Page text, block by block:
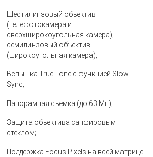
Шестилинзовый объектив
(телефотокамера и
сверхширокоугольная камера);
семилинзовый объектив
(широкоугольная камера);
Вспышка True Tone с функцией Slow
Sync;
Панорамная съёмка (до 63 Мп);
Защита объектива сапфировым
стеклом;
Поддержка Focus Pixels на всей матрице